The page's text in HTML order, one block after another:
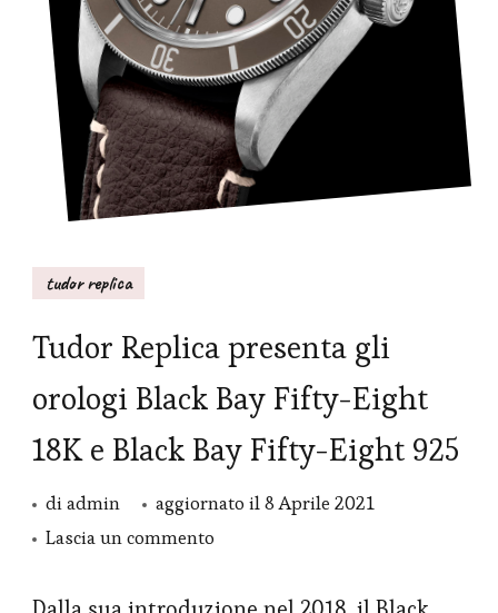
tudor replica
Tudor Replica presenta gli
orologi Black Bay Fifty-Eight
18K e Black Bay Fifty-Eight 925
diadmin aggiornato il8 Aprile 2021
Lascia un commento
Replica